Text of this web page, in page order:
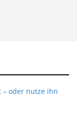
– oder nutze ihn